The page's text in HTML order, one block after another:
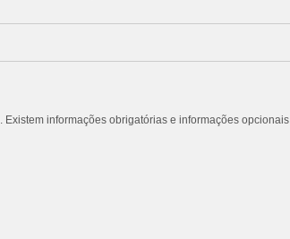
informações obrigatórias e informações opcionais